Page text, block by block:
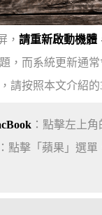
， 請重新啟動機體
，而系統更新通
請按照本文介紹的
：點擊左上角
點擊「蘋果」選單